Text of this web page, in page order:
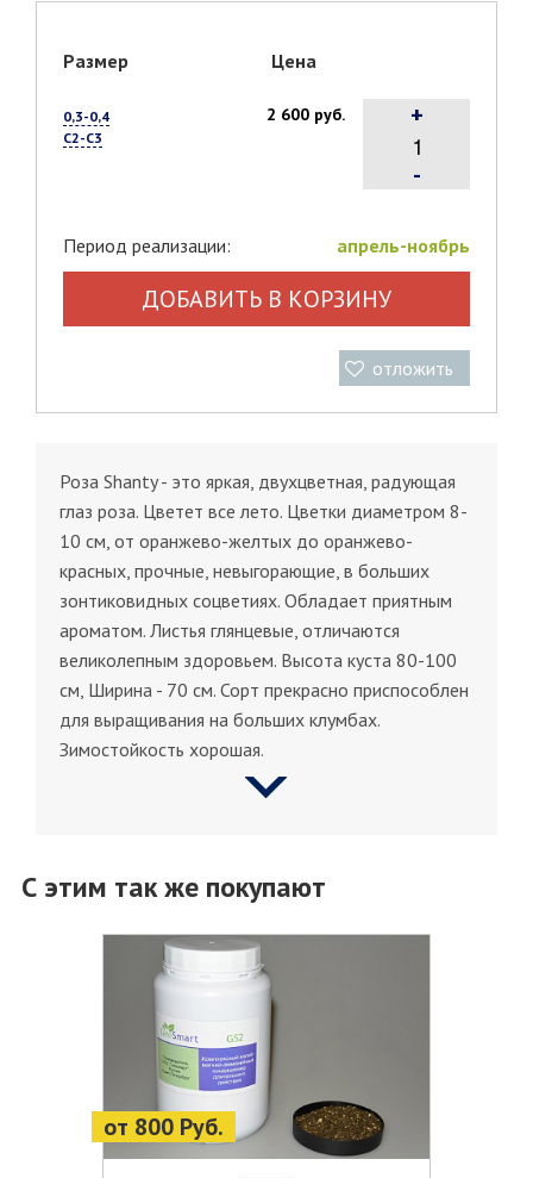
Размер Цена
0,3-0,4
С2-С3
2 600 руб.
-
+
Период реализации: апрель-ноябрь
ДОБАВИТЬ В КОРЗИНУ
отложить
Роза Shanty - это яркая, двухцветная, радующая
глаз роза. Цветет все лето. Цветки диаметром 8-
10 см, от оранжево-желтых до оранжево-
красных, прочные, невыгорающие, в больших
зонтиковидных соцветиях. Обладает приятным
ароматом. Листья глянцевые, отличаются
великолепным здоровьем. Высота куста 80-100
см, Ширина - 70 см. Сорт прекрасно приспособлен
для выращивания на больших клумбах.
Зимостойкость хорошая.
С этим так же покупают
от 800 Руб.